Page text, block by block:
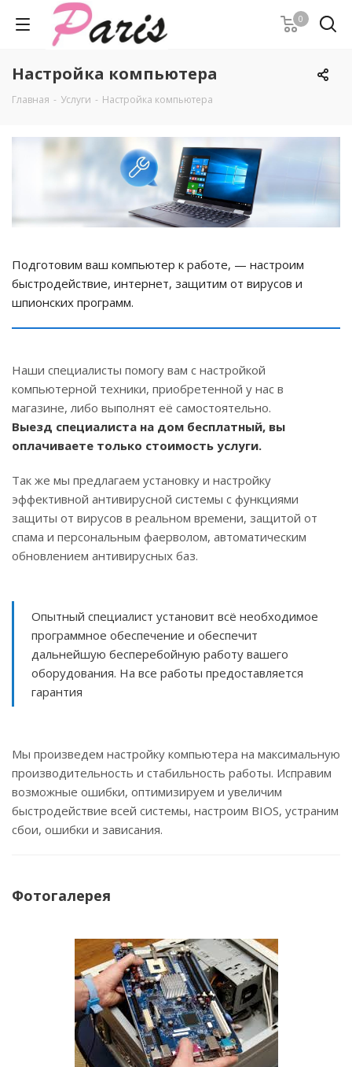
0
Настройка компьютера
Главная - Услуги - Настройка компьютера
Подготовим ваш компьютер к работе, — настроим
быстродействие, интернет, защитим от вирусов и
шпионских программ.
Наши специалисты помогу вам с настройкой
компьютерной техники, приобретенной у нас в
магазине, либо выполнят её самостоятельно.
Выезд специалиста на дом бесплатный, вы
оплачиваете только стоимость услуги.
Так же мы предлагаем установку и настройку
эффективной антивирусной системы с функциями
защиты от вирусов в реальном времени, защитой от
спама и персональным фаерволом, автоматическим
обновлением антивирусных баз.
Опытный специалист установит всё необходимое
программное обеспечение и обеспечит
дальнейшую бесперебойную работу вашего
оборудования. На все работы предоставляется
гарантия
Мы произведем настройку компьютера на максимальную
производительность и стабильность работы. Исправим
возможные ошибки, оптимизируем и увеличим
быстродействие всей системы, настроим BIOS, устраним
сбои, ошибки и зависания.
Фотогалерея